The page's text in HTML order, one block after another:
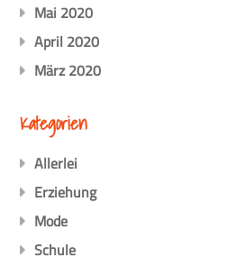
Mai 2020
April 2020
März 2020
Kategorien
Allerlei
Erziehung
Mode
Schule